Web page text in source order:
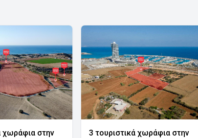
χωράφια στην
3 τουριστικά χωράφια στην